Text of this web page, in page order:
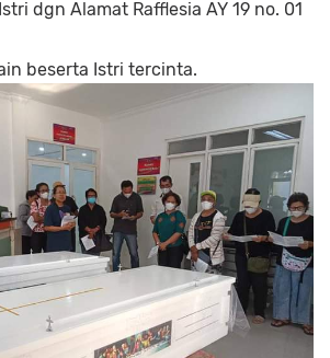
dgn Alamat Rafflesia AY 19 no. 01
beserta Istri tercinta.